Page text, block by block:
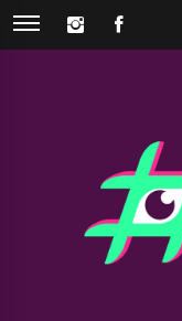
Skip
INSTAGRAM